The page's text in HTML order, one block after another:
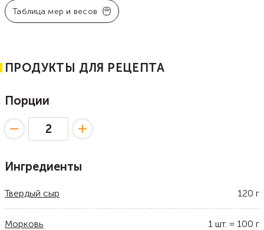
Таблица мер и весов
ПРОДУКТЫ ДЛЯ РЕЦЕПТА
Порции
Ингредиенты
Твердый сыр 120 г
Морковь 1 шт. = 100 г